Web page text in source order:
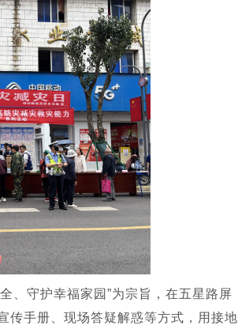
、守护幸福家园”为宗旨，在五星路屏
传手册、现场答疑解惑等方式，用接地